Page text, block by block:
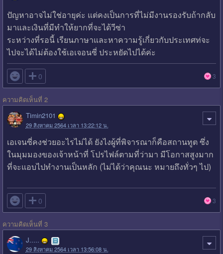
ปัญหาอาจไม่ใช่อายุค่ะ แต่คงเป็นการที่ไม่มีงานรองรับถ้ากลับ
มาและเงินที่มีทำให้ยากที่จะได้วีซ่า
ระหว่างที่รอนี้ เรียนภาษาและหาความรู้เกี่ยวกับประเทศท่จะ
ไปจะได้ไม่ต้องใช้เอเจอนซี่ ประหยัดไปได้ค่ะ
 0 3
ความคิดเห็นที่ 2
Timin2101
29 สิงหาคม 2564 เวลา 13:22:12 น.
เอเจนซี่คงช่วยอะไรไม่ได้ ยังไงผู้ที่พิจารณาก็คือสถานทูต ซึ่ง
ในมุมมองของเจ้าหน้าที่ โปรไฟล์ตามที่ว่ามา มีโอกาสสูงมาก
ที่จะแอบไปทำงานเป็นหลัก (ไม่ได้ว่าคุณนะ หมายถึงทั่วๆ ไป)
 0 3
ความคิดเห็นที่ 3
J.....
29 สิงหาคม 2564 เวลา 13:56:08 น.